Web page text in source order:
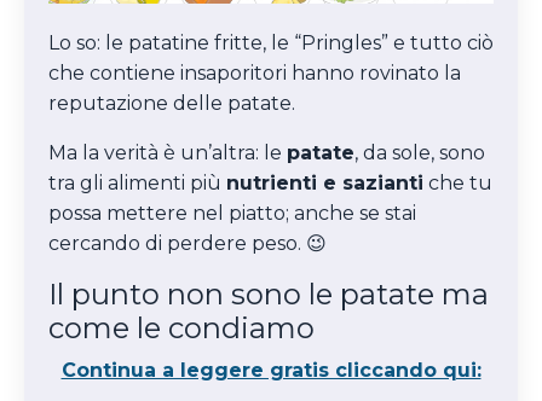
Lo so: le patatine fritte, le “Pringles” e tutto ciò
che contiene insaporitori hanno rovinato la
reputazione delle patate.
Ma la verità è un’altra: le patate, da sole, sono
tra gli alimenti più nutrienti e sazianti che tu
possa mettere nel piatto; anche se stai
cercando di perdere peso. 😉
Il punto non sono le patate ma
come le condiamo
Continua a leggere gratis cliccando qui: